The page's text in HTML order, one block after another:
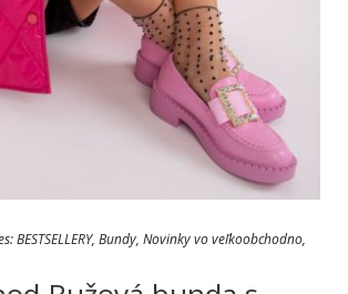
BESTSELLERY, Bundy, Novinky vo veľkoobchodno,